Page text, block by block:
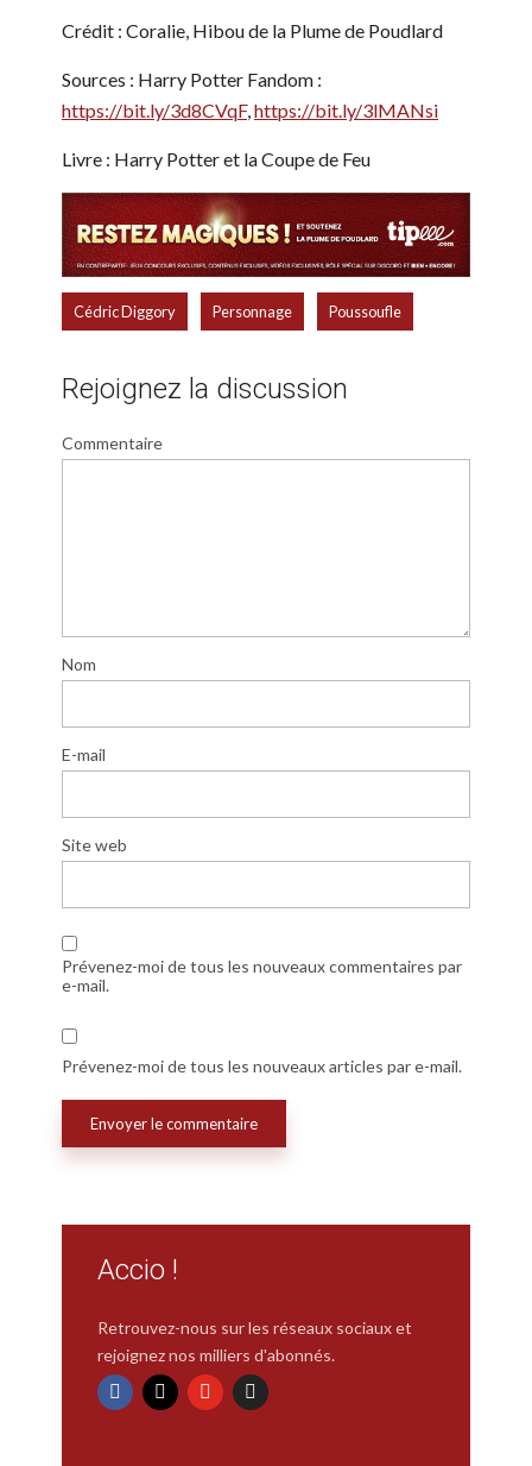
Crédit : Coralie, Hibou de la Plume de Poudlard
Sources : Harry Potter Fandom :
https://bit.ly/3d8CVqF,https://bit.ly/3lMANsi
Livre : Harry Potter et la Coupe de Feu
Cédric Diggory Personnage Poussoufle
Rejoignez la discussion
Commentaire
Nom
E-mail
Site web
Prévenez-moi de tous les nouveaux commentaires par
e-mail.
Prévenez-moi de tous les nouveaux articles par e-mail.
Accio !
Retrouvez-nous sur les réseaux sociaux et
rejoignez nos milliers d'abonnés.